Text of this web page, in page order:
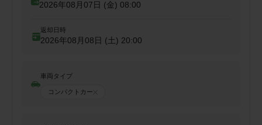
2026年08月07日 (金) 08:00
返却日時
2026年08月08日 (土) 20:00
車両タイプ
コンパクトカー